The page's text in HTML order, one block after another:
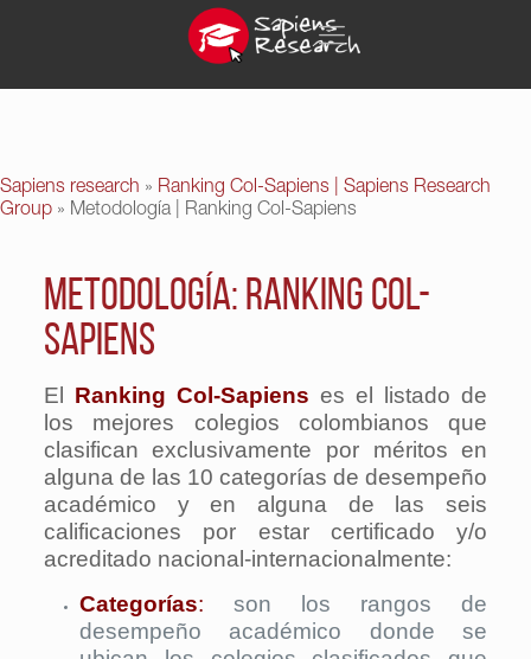
Sapiens research » Ranking Col-Sapiens | Sapiens Research
Group » Metodología | Ranking Col-Sapiens
Metodología: Ranking Col-
Sapiens
El Ranking Col-Sapiens es el listado de
los mejores colegios colombianos que
clasifican exclusivamente por méritos en
alguna de las 10 categorías de desempeño
académico y en alguna de las seis
calificaciones por estar certificado y/o
acreditado nacional-internacionalmente:
Categorías: son los rangos de
desempeño académico donde se